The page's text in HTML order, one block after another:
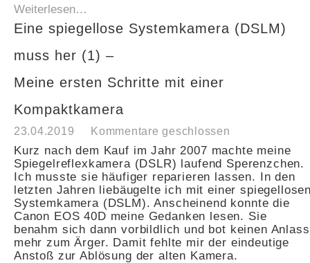
Weiterlesen…
Eine spiegellose Systemkamera (DSLM)
muss her (1) –
Meine ersten Schritte mit einer
Kompaktkamera
23.04.2019 Kommentare geschlossen
Kurz nach dem Kauf im Jahr 2007 machte meine
Spiegelreflexkamera (DSLR) laufend Sperenzchen.
Ich musste sie häufiger reparieren lassen. In den
letzten Jahren liebäugelte ich mit einer
Systemkamera (DSLM). Anscheinend konnte die
Canon EOS 40D meine Gedanken lesen. Sie
benahm sich dann vorbildlich und bot keinen Anlass
mehr zum Ärger. Damit fehlte mir der eindeutige
Anstoß zur Ablösung der alten Kamera.